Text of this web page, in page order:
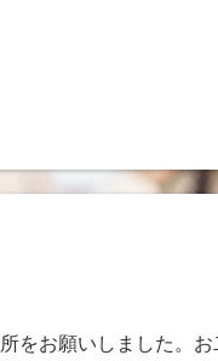
をお願いしました。お